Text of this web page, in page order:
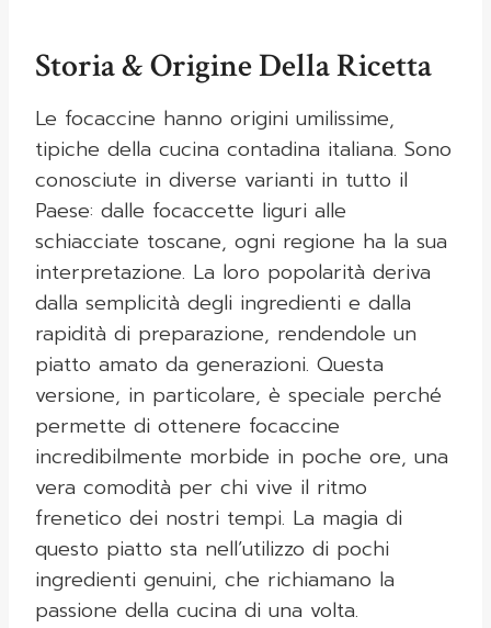
Storia & Origine Della Ricetta
Le focaccine hanno origini umilissime,
tipiche della cucina contadina italiana. Sono
conosciute in diverse varianti in tutto il
Paese: dalle focaccette liguri alle
schiacciate toscane, ogni regione ha la sua
interpretazione. La loro popolarità deriva
dalla semplicità degli ingredienti e dalla
rapidità di preparazione, rendendole un
piatto amato da generazioni. Questa
versione, in particolare, è speciale perché
permette di ottenere focaccine
incredibilmente morbide in poche ore, una
vera comodità per chi vive il ritmo
frenetico dei nostri tempi. La magia di
questo piatto sta nell’utilizzo di pochi
ingredienti genuini, che richiamano la
passione della cucina di una volta.